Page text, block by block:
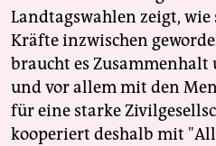
Landtagswahlen zeigt,
Kräfte inzwischen
braucht es
und vor allem mit den
für eine starke
kooperiert deshalb mit